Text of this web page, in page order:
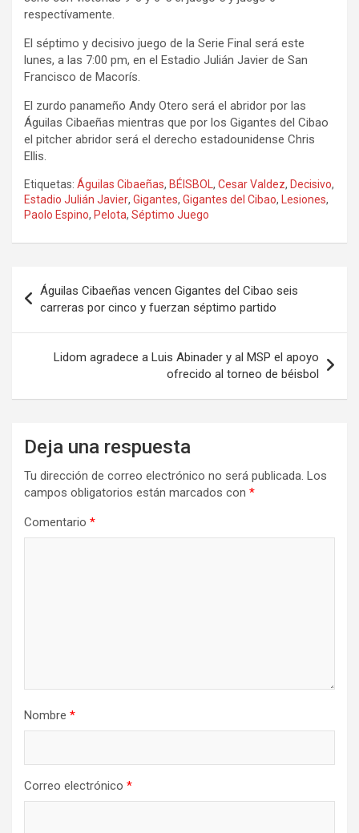
respectívamente.
El séptimo y decisivo juego de la Serie Final será este
lunes, a las 7:00 pm, en el Estadio Julián Javier de San
Francisco de Macorís.
El zurdo panameño Andy Otero será el abridor por las
Águilas Cibaeñas mientras que por los Gigantes del Cibao
el pitcher abridor será el derecho estadounidense Chris
Ellis.
Etiquetas: Águilas Cibaeñas, BÉISBOL , Cesar Valdez, Decisivo,
Estadio Julián Javier, Gigantes, Gigantes del Cibao, Lesiones,
Paolo Espino, Pelota, Séptimo Juego
Navegación
de
entradas
Águilas Cibaeñas vencen Gigantes del Cibao seis
carreras por cinco y fuerzan séptimo partido
Lidom agradece a Luis Abinader y al MSP el apoyo
ofrecido al torneo de béisbol
Deja una respuesta
Tu dirección de correo electrónico no será publicada. Los
campos obligatorios están marcados con *
Comentario *
Nombre *
Correo electrónico *